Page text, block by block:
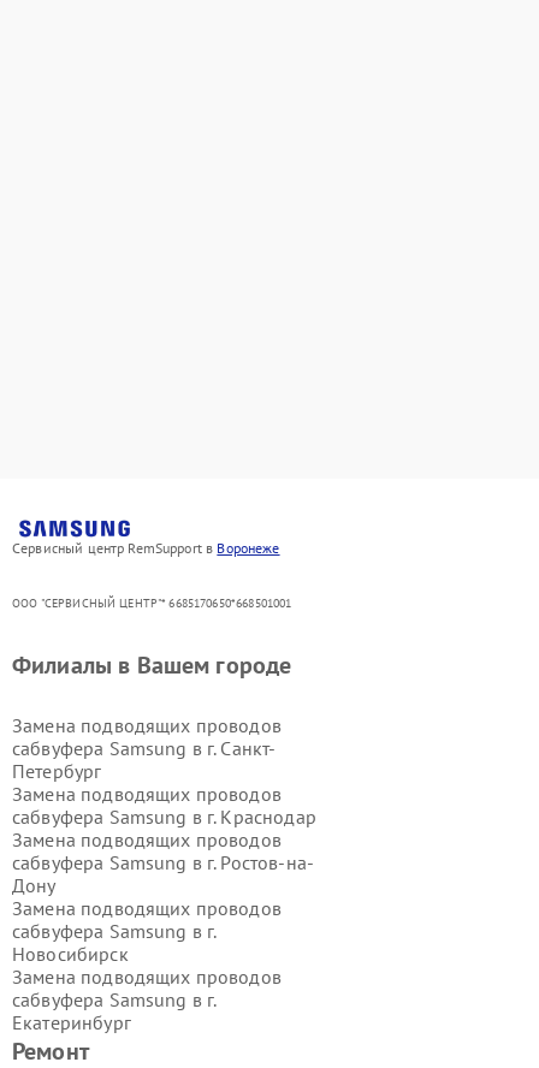
Сервисный центр RemSupport в Воронеже
ООО "СЕРВИСНЫЙ ЦЕНТР"* 6685170650*668501001
Ремонт
Филиалы в Вашем городе
Замена подводящих проводов
сабвуфера Samsung в г. Санкт-
Петербург
Замена подводящих проводов
сабвуфера Samsung в г. Краснодар
Замена подводящих проводов
сабвуфера Samsung в г. Ростов-на-
Дону
Замена подводящих проводов
сабвуфера Samsung в г.
Новосибирск
Замена подводящих проводов
сабвуфера Samsung в г.
Екатеринбург
Замена подводящих проводов